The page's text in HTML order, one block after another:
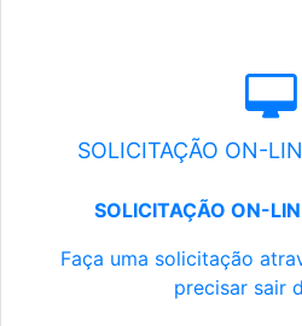
SOLICITAÇÃO ON-
SOLICITAÇÃO ON-
Faça uma solicitação
precisar sair